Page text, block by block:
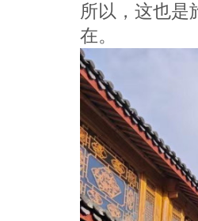
所以，这也是
在。